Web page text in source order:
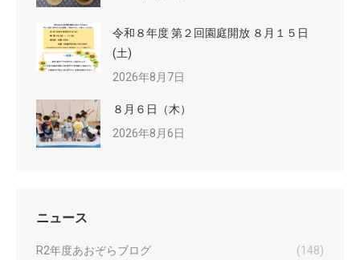
令和８年度 第２回園庭開放 ８月１５日
(土)
2026年8月7日
８月６日（木）
2026年8月6日
ニュース
R2年度あおぞらブログ
(148)